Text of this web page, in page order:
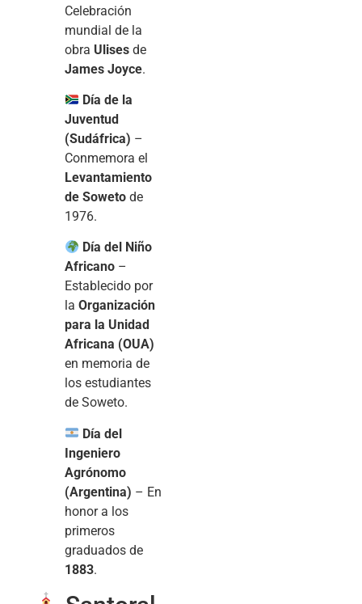
Celebración
mundial de la
obra Ulises de
James Joyce.
Día de la
Juventud
(Sudáfrica) –
Conmemora el
Levantamiento
de Soweto de
1976.
Día del Niño
Africano –
Establecido por
la Organización
para la Unidad
Africana (OUA)
en memoria de
los estudiantes
de Soweto.
Día del
Ingeniero
Agrónomo
(Argentina) – En
honor a los
primeros
graduados de
1883.